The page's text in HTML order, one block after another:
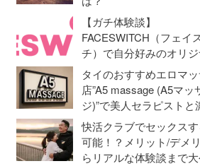
【ガチ体験談】
FACESWITCH（フェイ
チ）で自分好みのオリ
動画を作成！オナニーラ
命勃発！
タイのおすすめエロマ
店”A5 massage (A5マッ
ジ)”で美人セラピストと
【抜き・本番】
快活クラブでセックス
可能！？メリット/デメ
らリアルな体験談まで